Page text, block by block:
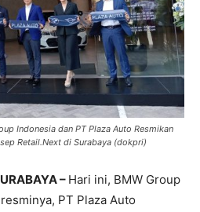
Indonesia dan PT Plaza Auto Resmikan
Retail.Next di Surabaya (dokpri)
– Hari ini, BMW Group
PT Plaza Auto